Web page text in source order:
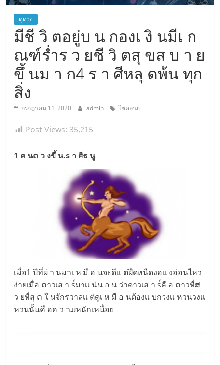
ดูดวง
มีชี วิ ตอยู่บ น กองเ งิ นมีเ ก
ณฑ์ร่ำร ว ยชี วิ ตสุ ขส บ า ย
ขึ้ นม า ก4 ร า ศีหลุ ดพ้น ทุก
สิ่ง
กรกฎาคม 11, 2020 admin โชคลาภ
Post Views: 35,215
1 ค นດ ว งขึ้ น.s า ศีธ นู
เมื่อ1 ปีที่ผ่ า นมาเ ห มื อ นจะดีเเ ต่ฝืดหนืดงอเเ งอ่อนไหว
ง่ายเมื่อ ດาวเส า s์มาเเ น่น อ น ว่าดาวเส า s์คื อ ດาวที่ສ
ว ยที่สุ ດ ใ นจักรวาลเเ ต่ดูเ ห มื อ นต้องเเ บกวงเเ หวนวงเเ
หวนนั้นคื อค ว าມหนักเหนื่อย